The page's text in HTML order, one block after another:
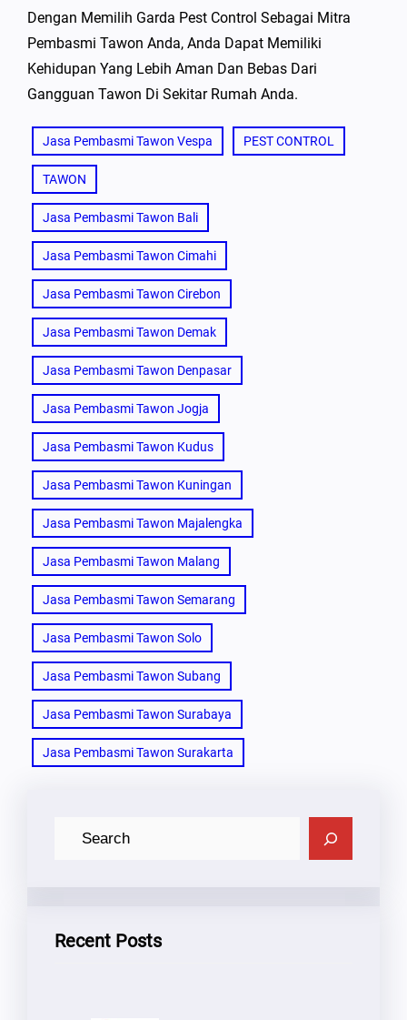
Dengan Memilih Garda Pest Control Sebagai Mitra
Pembasmi Tawon Anda, Anda Dapat Memiliki
Kehidupan Yang Lebih Aman Dan Bebas Dari
Gangguan Tawon Di Sekitar Rumah Anda.
Jasa Pembasmi Tawon Vespa PEST CONTROL
TAWON
Jasa Pembasmi Tawon Bali
Jasa Pembasmi Tawon Cimahi
Jasa Pembasmi Tawon Cirebon
Jasa Pembasmi Tawon Demak
Jasa Pembasmi Tawon Denpasar
Jasa Pembasmi Tawon Jogja
Jasa Pembasmi Tawon Kudus
Jasa Pembasmi Tawon Kuningan
Jasa Pembasmi Tawon Majalengka
Jasa Pembasmi Tawon Malang
Jasa Pembasmi Tawon Semarang
Jasa Pembasmi Tawon Solo
Jasa Pembasmi Tawon Subang
Jasa Pembasmi Tawon Surabaya
Jasa Pembasmi Tawon Surakarta
Recent Posts